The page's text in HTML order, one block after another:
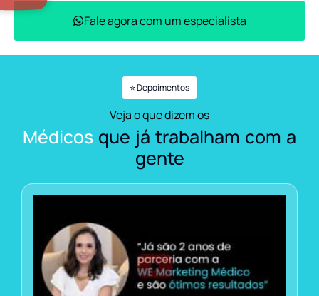
Fale agora com um especialista
⭐ Depoimentos
Veja o que dizem os
Médicos que já trabalham com a
gente